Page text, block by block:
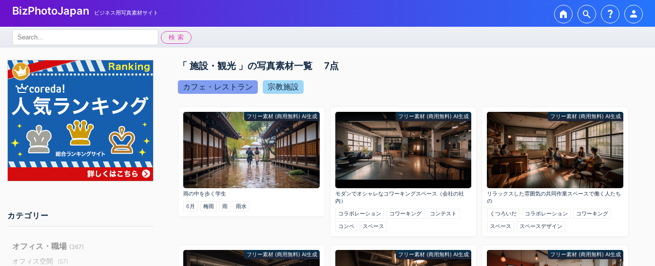
BizPhotoJapan ビジネス用写真素材サイト home search question_mark person
検
索:
検索
カテゴリー
オフィス・職場 (367)
オフィス空間 (57)
「 施設・観光 」の写真素材一覧 7点
カフェ・レストラン 宗教施設
フリー素材 (商用無料) AI生成
雨の中を歩く学生
6月
梅雨 雨 雨水
フリー素材 (商用無料) AI生成
モダンでオシャレなコワーキングスペース（会社の社
内）
コラボレーション
コワーキング
コンテスト
コンペ
スペース
フリー素材 (商用無料) AI生成
リラックスした雰囲気の共同作業スペースで働く人たち
の
くつろいだ
コラボレーション
コワーキング
スペース
スペースデザイン
フリー素材 (商用無料) AI生成 フリー素材 (商用無料) AI生成 フリー素材 (商用無料) AI生成